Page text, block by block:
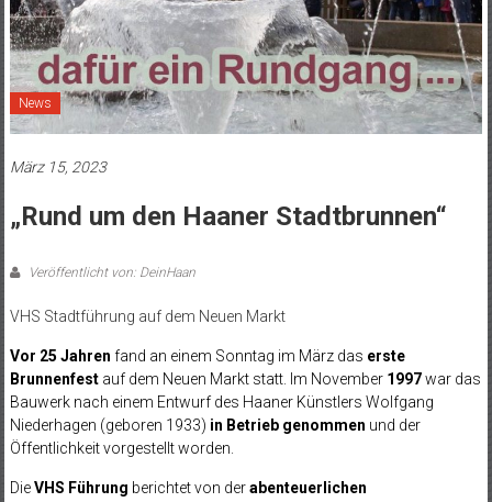
News
März 15, 2023
„Rund um den Haaner Stadtbrunnen“
Veröffentlicht von: DeinHaan
VHS Stadtführung auf dem Neuen Markt
Vor 25 Jahren fand an einem Sonntag im März das erste
Brunnenfestauf dem Neuen Markt statt. Im November 1997war das
Bauwerk nach einem Entwurf des Haaner Künstlers Wolfgang
Niederhagen (geboren 1933) in Betrieb genommen und der
Öffentlichkeit vorgestellt worden.
DieVHS Führung berichtet von derabenteuerlichen